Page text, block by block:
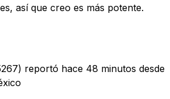
así que creo es más potente.
reportó hace 48 minutos desde